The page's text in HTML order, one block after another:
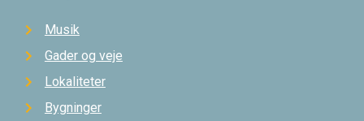
Musik
Gader og veje
Lokaliteter
Bygninger